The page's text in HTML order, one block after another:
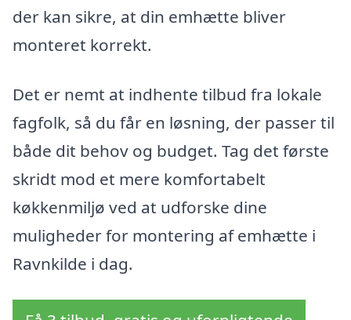
der kan sikre, at din emhætte bliver
monteret korrekt.
Det er nemt at indhente tilbud fra lokale
fagfolk, så du får en løsning, der passer til
både dit behov og budget. Tag det første
skridt mod et mere komfortabelt
køkkenmiljø ved at udforske dine
muligheder for montering af emhætte i
Ravnkilde i dag.